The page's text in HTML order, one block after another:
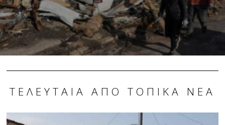
ΤΕΛΕΥΤΑΊΑ ΑΠΌ ΤΟΠΙΚΆ ΝΈΑ